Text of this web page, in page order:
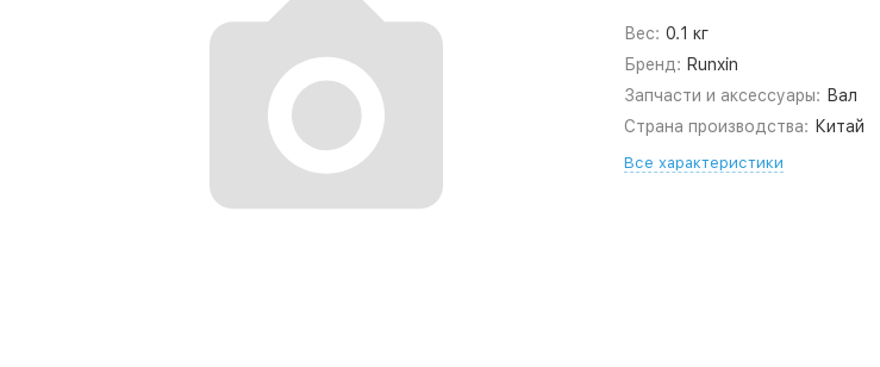
Вес: 0.1 кг
Бренд: Runxin
Запчасти и аксессуары: Вал
Страна производства: Китай
Все характеристики